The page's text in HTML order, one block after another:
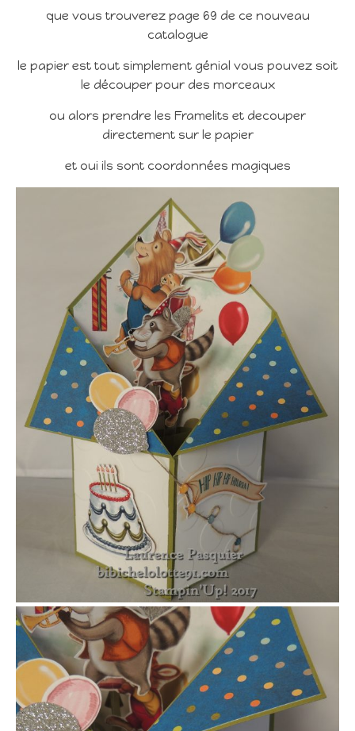
que vous trouverez page 69 de ce nouveau
catalogue
le papier est tout simplement génial vous pouvez soit
le découper pour des morceaux
ou alors prendre les Framelits et decouper
directement sur le papier
et oui ils sont coordonnées magiques